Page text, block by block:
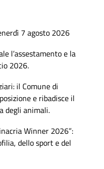
7 agosto 2026
l’assestamento e la
2026.
il Comune di
e ribadisce il
degli animali.
Winner 2026”:
dello sport e del